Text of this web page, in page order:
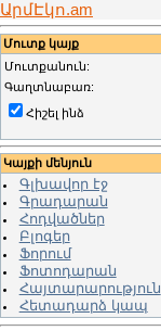
ԱրմԷկո.am
Մուտք կայք
Մուտքանուն:
Գաղտնաբառ:
Հիշել ինձ
Կայքի մենյուն
Գլխավոր էջ
Գրադարան
Հոդվածներ
Բլոգեր
Ֆորում
Ֆոտոդարան
Հայտարարություն
Հետադարձ կապ